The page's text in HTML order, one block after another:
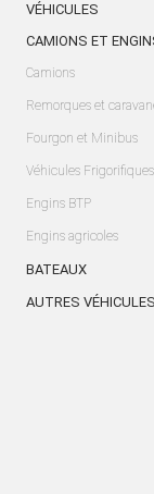
VÉHICULES
CAMIONS ET
Camions
Remorques et
Fourgon et Minibus
Véhicules Frigorifiques
Engins BTP
Engins agricoles
BATEAUX
AUTRES VÉHICULES